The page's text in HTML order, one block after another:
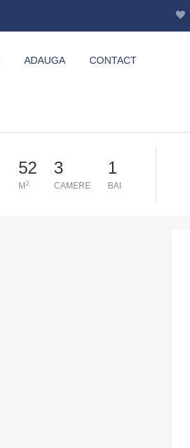
ADAUGA CONTACT
52
M 2
3
CAMERE
1
BAI